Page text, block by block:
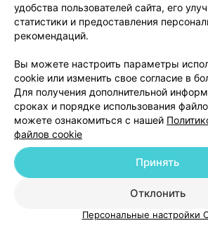
Добавить
О проекте Новости проекта
Медицинский маркетинг
Пользовательское соглашение
удобства пользователей сайта, его
статистики и предоставления
рекомендаций.
Вы можете настроить параметры
cookie или изменить свое согласие в
Для получения дополнительной
сроках и порядке использования
можете ознакомиться с нашей
файлов cookie
Отклонить
Принять
Персональные настройки